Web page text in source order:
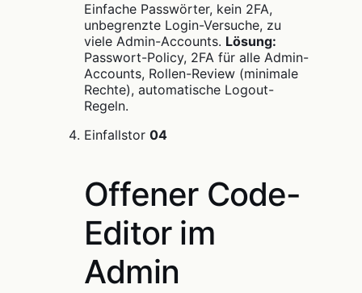
Einfache Passwörter, kein 2FA,
unbegrenzte Login-Versuche, zu
viele Admin-Accounts. Lösung:
Passwort-Policy, 2FA für alle Admin-
Accounts, Rollen-Review (minimale
Rechte), automatische Logout-
Regeln.
Einfallstor 04
Offener Code-
Editor im
Admin